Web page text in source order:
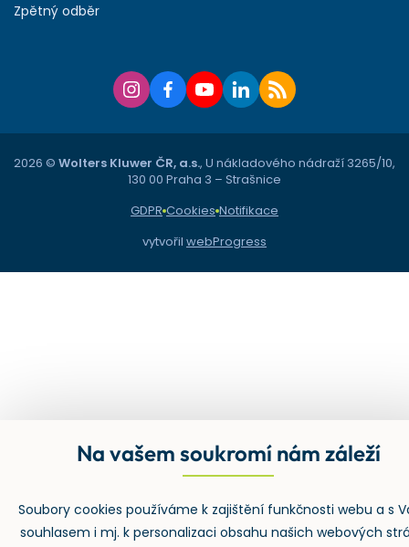
Zpětný odběr
2026 © Wolters Kluwer ČR, a.s., U nákladového nádraží 3265/10,
130 00 Praha 3 – Strašnice
GDPR Cookies Notifikace
vytvořil webProgress
Na vašem soukromí nám záleží
Soubory cookies používáme k zajištění funkčnosti webu a s
souhlasem i mj. k personalizaci obsahu našich webových